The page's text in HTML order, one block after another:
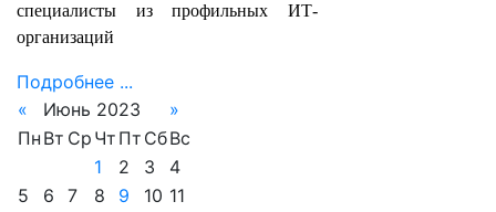
специалисты из профильных ИТ-
организаций
Подробнее ...
«
Июнь 2023
»
Пн Вт Ср Чт Пт СбВс
1
2 3
4
5
6 7 8 9 10 11